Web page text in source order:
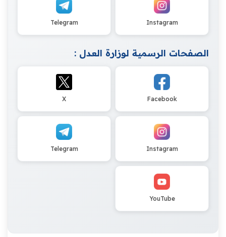
Instagram
Telegram
الصفحات الرسمية لوزارة العدل :
Facebook
X
Instagram
Telegram
YouTube